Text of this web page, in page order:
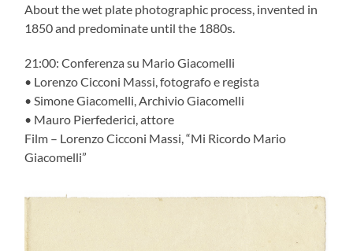
About the wet plate photographic process, invented in
1850 and predominate until the 1880s.
21:00: Conferenza su Mario Giacomelli
• Lorenzo Cicconi Massi, fotografo e regista
• Simone Giacomelli, Archivio Giacomelli
• Mauro Pierfederici, attore
Film – Lorenzo Cicconi Massi, “Mi Ricordo Mario
Giacomelli”